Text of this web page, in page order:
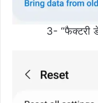
3- “फैक्टरी